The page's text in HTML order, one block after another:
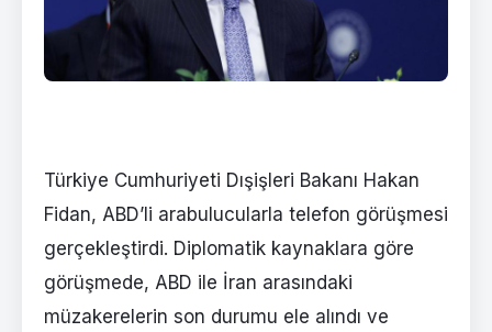
Türkiye Cumhuriyeti Dışişleri Bakanı Hakan
Fidan, ABD’li arabulucularla telefon görüşmesi
gerçekleştirdi. Diplomatik kaynaklara göre
görüşmede, ABD ile İran arasındaki
müzakerelerin son durumu ele alındı ve